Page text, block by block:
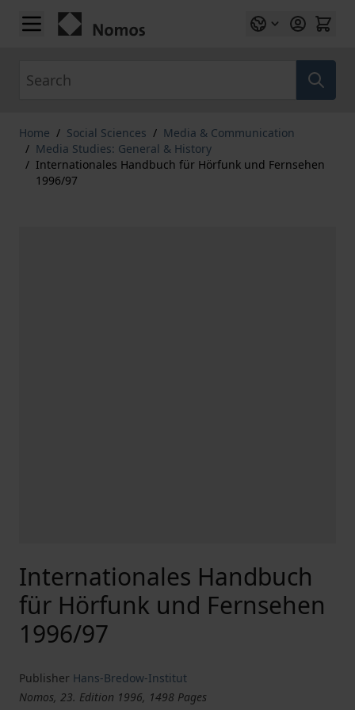
Skip to Content
Home / Social Sciences / Media & Communication
/ Media Studies: General & History
/ Internationales Handbuch für Hörfunk und Fernsehen
1996/97
Internationales Handbuch
für Hörfunk und Fernsehen
1996/97
Publisher Hans-Bredow-Institut
Nomos, 23. Edition 1996, 1498 Pages